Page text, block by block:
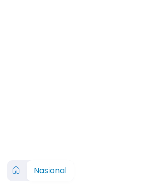
Nasional